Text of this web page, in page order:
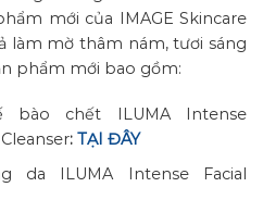
mới của IMAGE Skincare
làm mờ thâm nám, tươi sáng
phẩm mới bao gồm:
chết ILUMA Intense
: TẠI ĐÂY
da ILUMA Intense Facial